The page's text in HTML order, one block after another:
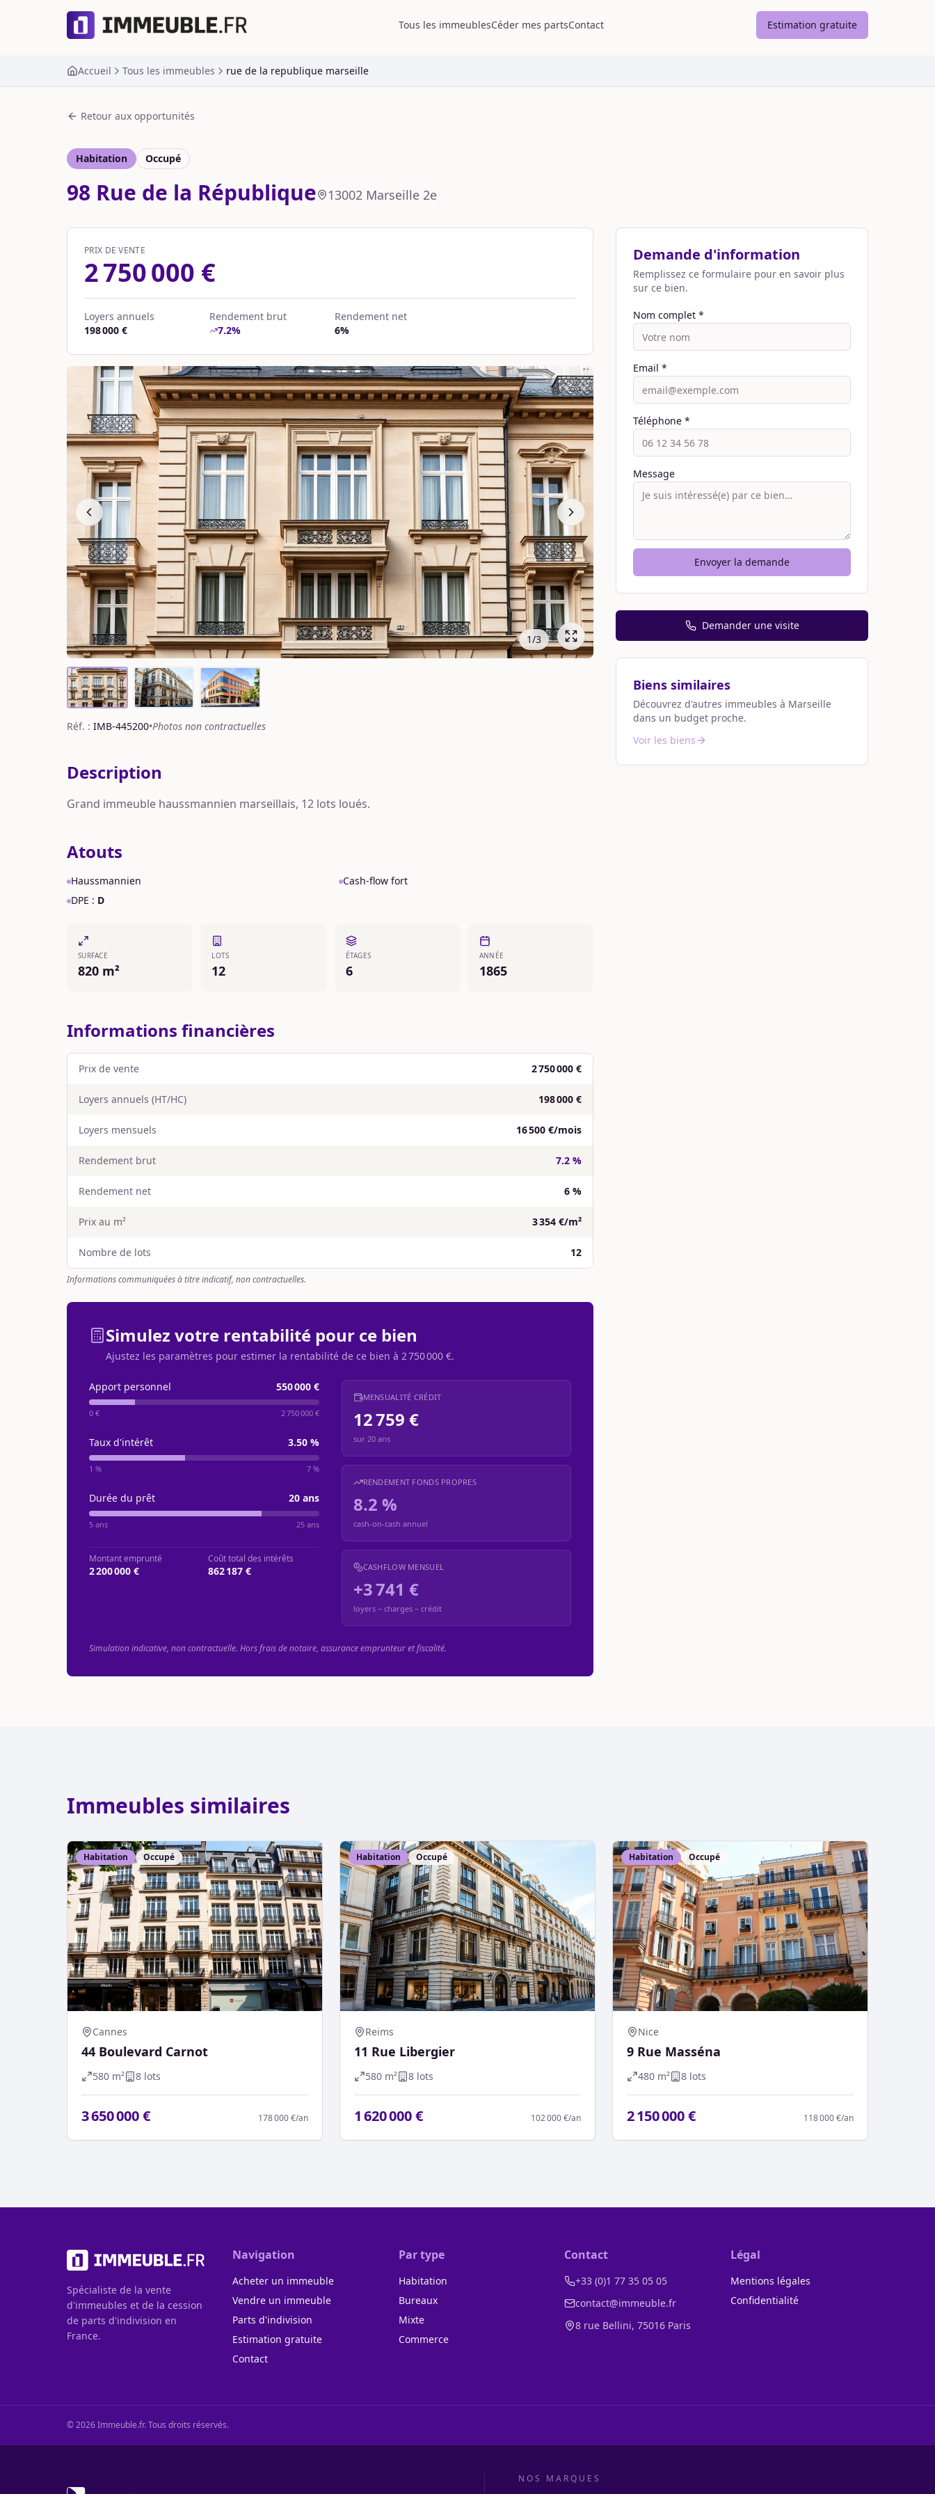
Tous les immeublesCéder mes partsContact Estimation gratuite
Accueil Tous les immeubles rue de la republique marseille
Retour aux opportunités
Habitation Occupé
98 Rue de la République 13002 Marseille 2e
PRIX DE VENTE
2 750 000 €
Loyers annuels
198 000 €
Rendement brut
7.2%
Rendement net
6%
1/3
Réf. : IMB-445200•Photos non contractuelles
Description
Grand immeuble haussmannien marseillais, 12 lots loués.
Atouts
Haussmannien
Cash-flow fort
DPE : D
SURFACE
820 m²
LOTS
12
ÉTAGES
6
ANNÉE
1865
Informations financières
Prix de vente 2 750 000 €
Loyers annuels (HT/HC) 198 000 €
Loyers mensuels 16 500 €/mois
Rendement brut 7.2 %
Rendement net 6 %
Prix au m² 3 354 €/m²
Nombre de lots 12
Informations communiquées à titre indicatif, non contractuelles.
Simulez votre rentabilité pour ce bien
Ajustez les paramètres pour estimer la rentabilité de ce bien à 2 750 000 €.
Apport personnel 550 000 €
0 € 2 750 000 €
Taux d'intérêt 3.50%
1 % 7 %
Durée du prêt 20ans
5 ans 25 ans
Montant emprunté
2 200 000 €
Coût total des intérêts
862 187 €
MENSUALITÉ CRÉDIT
12 759 €
sur 20ans
RENDEMENT FONDS PROPRES
8.2 %
cash-on-cash annuel
CASHFLOW MENSUEL
+3 741 €
loyers − charges − crédit
Simulation indicative, non contractuelle. Hors frais de notaire, assurance emprunteur et fiscalité.
Demande d'information
Remplissez ce formulaire pour en savoir plus
sur ce bien.
Nom complet *
Email *
Téléphone *
Message
Envoyer la demande
Demander une visite
Biens similaires
Découvrez d'autres immeubles à Marseille
dans un budget proche.
Voir les biens
Immeubles similaires
Habitation Occupé
Cannes
44 Boulevard Carnot
580 m² 8 lots
3 650 000 € 178 000 €/an
Habitation Occupé
Reims
11 Rue Libergier
580 m² 8 lots
1 620 000 € 102 000 €/an
Habitation Occupé
Nice
9 Rue Masséna
480 m² 8 lots
2 150 000 € 118 000 €/an
Spécialiste de la vente
d'immeubles et de la cession
de parts d'indivision en
France.
Navigation
Acheter un immeuble
Vendre un immeuble
Parts d'indivision
Estimation gratuite
Contact
Par type
Habitation
Bureaux
Mixte
Commerce
Contact
+33 (0)1 77 35 05 05
contact@immeuble.fr
8 rue Bellini, 75016 Paris
Légal
Mentions légales
Confidentialité
©2026Immeuble.fr. Tous droits réservés.
NOS MARQUES